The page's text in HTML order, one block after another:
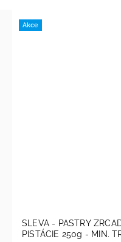
Akce
SLEVA - PASTRY
PISTÁCIE 250g - MIN.